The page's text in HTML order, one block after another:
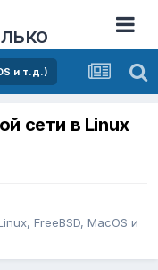
и т.д.)
сети в Linux
FreeBSD, MacOS и